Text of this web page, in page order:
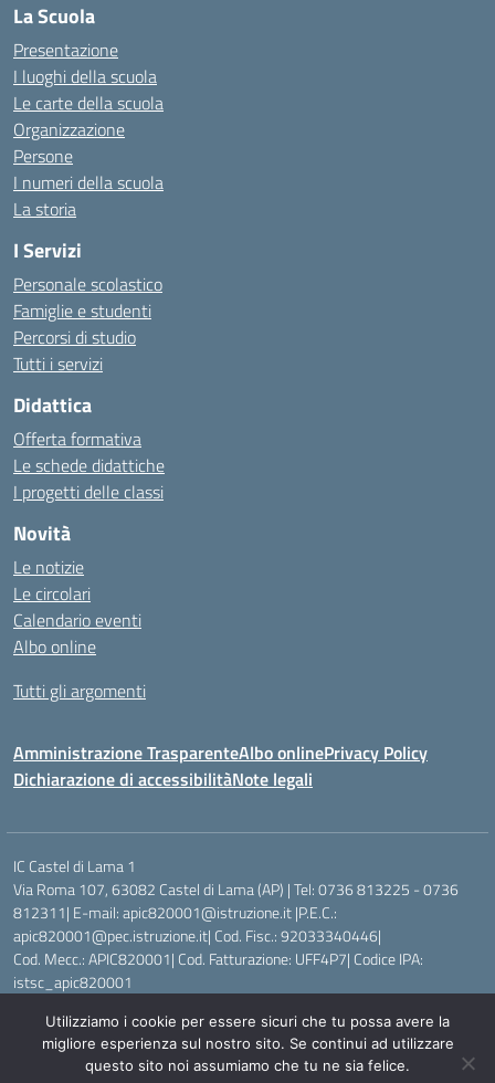
La Scuola
Presentazione
I luoghi della scuola
Le carte della scuola
Organizzazione
Persone
I numeri della scuola
La storia
I Servizi
Personale scolastico
Famiglie e studenti
Percorsi di studio
Tutti i servizi
Didattica
Offerta formativa
Le schede didattiche
I progetti delle classi
Novità
Le notizie
Le circolari
Calendario eventi
Albo online
Tutti gli argomenti
Amministrazione TrasparenteAlbo onlinePrivacy Policy
Dichiarazione di accessibilitàNote legali
IC Castel di Lama 1
Via Roma 107, 63082 Castel di Lama (AP) | Tel: 0736 813225 - 0736
812311| E-mail: apic820001@istruzione.it |P.E.C.:
apic820001@pec.istruzione.it| Cod. Fisc.: 92033340446|
Cod. Mecc.: APIC820001| Cod. Fatturazione: UFF4P7| Codice IPA:
istsc_apic820001
Idea e progetto di Designers Italia
Utilizziamo i cookie per essere sicuri che tu possa avere la
migliore esperienza sul nostro sito. Se continui ad utilizzare
questo sito noi assumiamo che tu ne sia felice.